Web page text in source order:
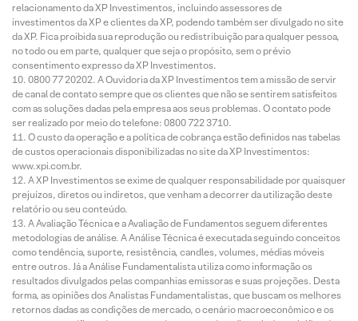
relacionamento da XP Investimentos, incluindo assessores de
investimentos da XP e clientes da XP, podendo também ser divulgado no site
da XP. Fica proibida sua reprodução ou redistribuição para qualquer pessoa,
no todo ou em parte, qualquer que seja o propósito, sem o prévio
consentimento expresso da XP Investimentos.
0800 77 20202. A Ouvidoria da XP Investimentos tem a missão de servir
de canal de contato sempre que os clientes que não se sentirem satisfeitos
com as soluções dadas pela empresa aos seus problemas. O contato pode
ser realizado por meio do telefone: 0800 722 3710.
O custo da operação e a política de cobrança estão definidos nas tabelas
de custos operacionais disponibilizadas no site da XP Investimentos:
www.xpi.com.br.
A XP Investimentos se exime de qualquer responsabilidade por quaisquer
prejuízos, diretos ou indiretos, que venham a decorrer da utilização deste
relatório ou seu conteúdo.
A Avaliação Técnica e a Avaliação de Fundamentos seguem diferentes
metodologias de análise. A Análise Técnica é executada seguindo conceitos
como tendência, suporte, resistência, candles, volumes, médias móveis
entre outros. Já a Análise Fundamentalista utiliza como informação os
resultados divulgados pelas companhias emissoras e suas projeções. Desta
forma, as opiniões dos Analistas Fundamentalistas, que buscam os melhores
retornos dadas as condições de mercado, o cenário macroeconômico e os